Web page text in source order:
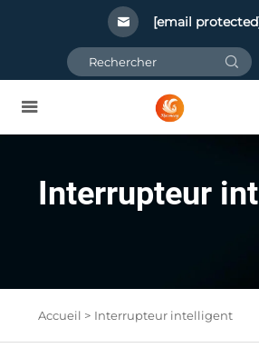
[email
Interrupteur
Accueil > Interrupteur intelligent